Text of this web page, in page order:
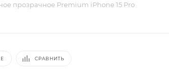
прозрачное Premium iPhone 15 Pro
СРАВНИТЬ